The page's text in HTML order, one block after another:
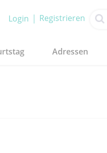
Login Registrieren
Adressen